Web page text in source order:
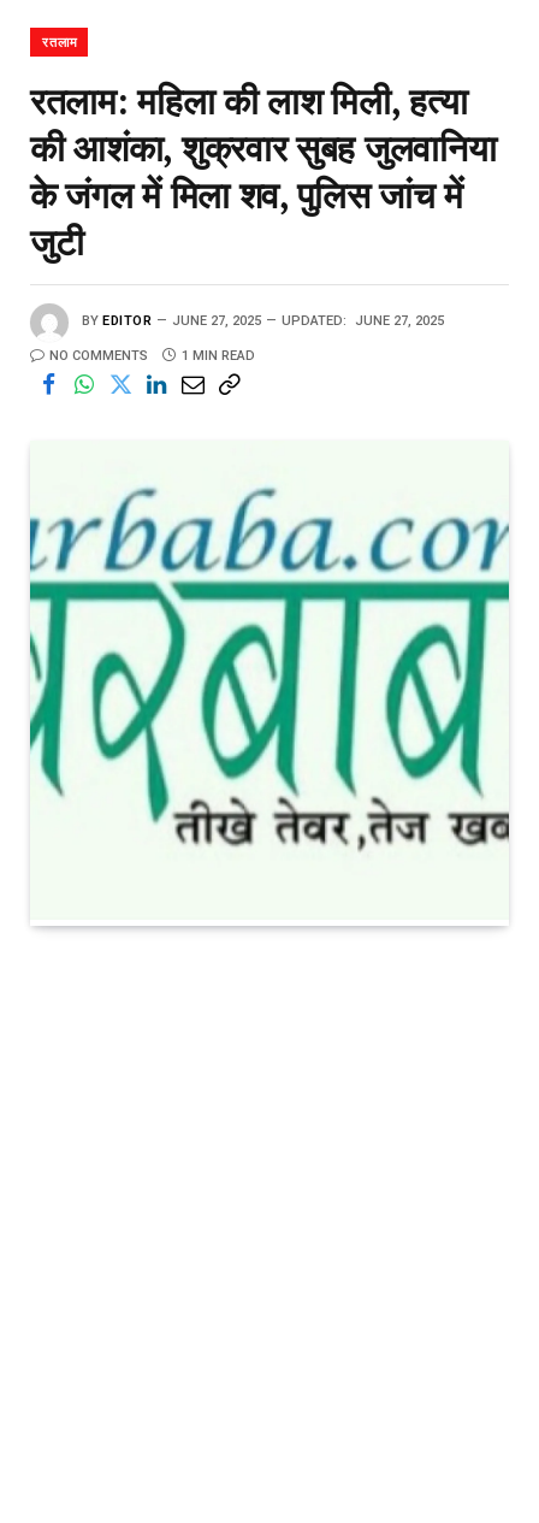
रतलाम
रतलाम: महिला की लाश मिली, हत्या
की आशंका, शुक्रवार सुबह जुलवानिया
के जंगल में मिला शव, पुलिस जांच में
जुटी
BY EDITOR JUNE 27, 2025 UPDATED: JUNE 27, 2025
NO COMMENTS 1 MIN READ